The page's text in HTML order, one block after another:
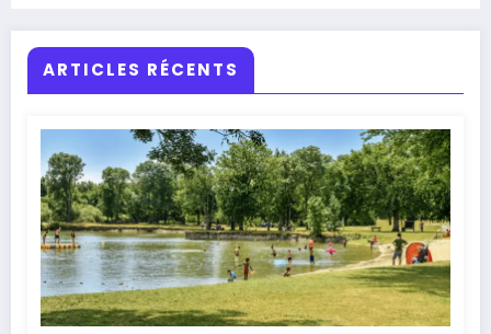
ARTICLES RÉCENTS